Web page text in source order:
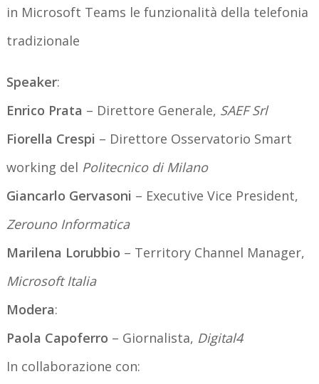
in Microsoft Teams le funzionalità della telefonia
tradizionale
Speaker:
Enrico Prata – Direttore Generale, SAEF Srl
Fiorella Crespi – Direttore Osservatorio Smart
working del Politecnico di Milano
Giancarlo Gervasoni – Executive Vice President,
Zerouno Informatica
Marilena Lorubbio – Territory Channel Manager,
Microsoft Italia
Modera:
Paola Capoferro – Giornalista, Digital4
In collaborazione con: